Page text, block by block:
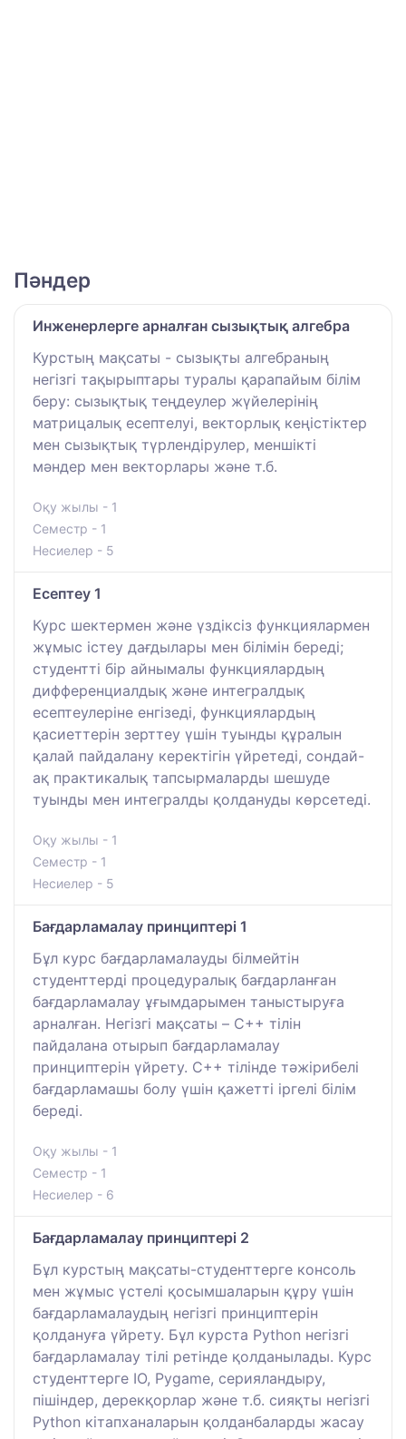
Пәндер
Инженерлерге арналған сызықтық алгебра
Курстың мақсаты - сызықты алгебраның
негізгі тақырыптары туралы қарапайым білім
беру: сызықтық теңдеулер жүйелерінің
матрицалық есептелуі, векторлық кеңістіктер
мен сызықтық түрлендірулер, меншікті
мәндер мен векторлары және т.б.
Оқу жылы - 1
Семестр - 1
Несиелер - 5
Есептеу 1
Курс шектермен және үздіксіз функциялармен
жұмыс істеу дағдылары мен білімін береді;
студентті бір айнымалы функциялардың
дифференциалдық және интегралдық
есептеулеріне енгізеді, функциялардың
қасиеттерін зерттеу үшін туынды құралын
қалай пайдалану керектігін үйретеді, сондай-
ақ практикалық тапсырмаларды шешуде
туынды мен интегралды қолдануды көрсетеді.
Оқу жылы - 1
Семестр - 1
Несиелер - 5
Бағдарламалау принциптері 1
Бұл курс бағдарламалауды білмейтін
студенттерді процедуралық бағдарланған
бағдарламалау ұғымдарымен таныстыруға
арналған. Негізгі мақсаты – C++ тілін
пайдалана отырып бағдарламалау
принциптерін үйрету. C++ тілінде тәжірибелі
бағдарламашы болу үшін қажетті іргелі білім
береді.
Оқу жылы - 1
Семестр - 1
Несиелер - 6
Бағдарламалау принциптері 2
Бұл курстың мақсаты-студенттерге консоль
мен жұмыс үстелі қосымшаларын құру үшін
бағдарламалаудың негізгі принциптерін
қолдануға үйрету. Бұл курста Python негізгі
бағдарламалау тілі ретінде қолданылады. Курс
студенттерге IO, Pygame, серияландыру,
пішіндер, дерекқорлар және т.б. сияқты негізгі
Python кітапханаларын қолданбаларды жасау